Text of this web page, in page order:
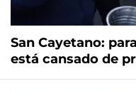
San Cayetano:
está cansado de